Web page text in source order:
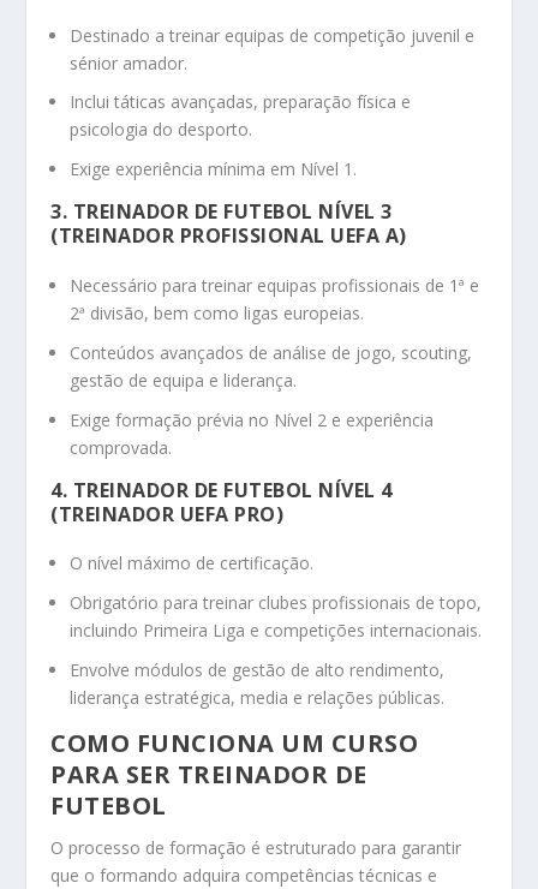
Destinado a treinar equipas de competição juvenil e
sénior amador.
Inclui táticas avançadas, preparação física e
psicologia do desporto.
Exige experiência mínima em Nível 1.
3. TREINADOR DE FUTEBOL NÍVEL 3
(TREINADOR PROFISSIONAL UEFA A)
Necessário para treinar equipas profissionais de 1ª e
2ª divisão, bem como ligas europeias.
Conteúdos avançados de análise de jogo, scouting,
gestão de equipa e liderança.
Exige formação prévia no Nível 2 e experiência
comprovada.
4. TREINADOR DE FUTEBOL NÍVEL 4
(TREINADOR UEFA PRO)
O nível máximo de certificação.
Obrigatório para treinar clubes profissionais de topo,
incluindo Primeira Liga e competições internacionais.
Envolve módulos de gestão de alto rendimento,
liderança estratégica, media e relações públicas.
COMO FUNCIONA UM CURSO
PARA SER TREINADOR DE
FUTEBOL
O processo de formação é estruturado para garantir
que o formando adquira competências técnicas e